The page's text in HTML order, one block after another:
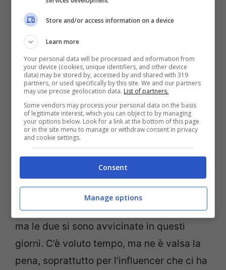
— CIAUUU (@Soleilcentrica)
February 13, 2022
Sembrano aver messo da parte l’ascia di
guerra. Due personalità complicate come
quella di
sono andate in
disaccordo nei primi giorni di convivenza,
ma le due si sono avvicinate in questi
giorni. C’è voluto tempo, ma ne è valsa la
pena, soprattutto per l’influencer che ci ha
Store and/or access information on a device
Learn more
Your personal data will be processed and information from
your device (cookies, unique identifiers, and other device
data) may be stored by, accessed by and shared with 319
partners, or used specifically by this site. We and our partners
may use precise geolocation data. List of partners.
Some vendors may process your personal data on the basis
of legitimate interest, which you can object to by managing
your options below. Look for a link at the bottom of this page
or in the site menu to manage or withdraw consent in privacy
and cookie settings.
Consent
Manage options